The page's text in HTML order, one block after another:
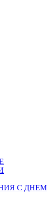
С ДНЕМ